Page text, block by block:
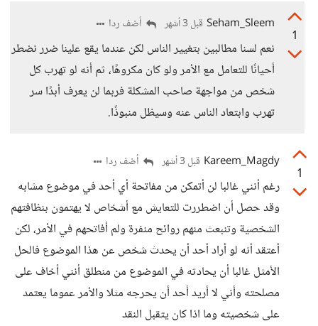
1
Seham_Sleem قبل 3 أشهر أضف ردا
نعم لسنا مطالبين بتغيير الناس لكن عندما يقع علينا ضرر نضطر
أحيانًا للتعامل مع الأمر ولو كان مكروهًا، ثم أنه لو تهرب كل
شخص من مواجهة صاحب المشكلة فربما لن يعرف أبدًا سر
تهرب وابتعاد الناس عنه وسيظل منبوذًا.
1
Kareem_Magdy قبل 3 أشهر أضف ردا
رغم أنني غالبا لن أتمكن من مفاتحة أي أحد في موضوع مشابه
وقد حصل أن اضطررت للتعايش مع أشخاص لا يهتمون بنظافتهم
الشخصية وتنبعث منهم روائح منفرة ولم أفاتحهم في الأمر، لكن
أعتقد أنه لو أراد أحد أن يحدث شخص عن هذا الموضوع فالحل
الأمثل غالبا أن يحادثه في الموضوع من منطلق أنني أخاف على
مصلحته وأني لا أريد أحد أن يحرجه مثلا والأمر عموما يعتمد
على شخصيته وما اذا كان يتقبل النقد